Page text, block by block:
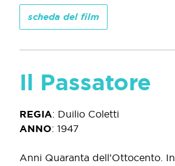
scheda del film
Il Passatore
REGIA: Duilio Coletti
ANNO: 1947
Anni Quaranta dell'Ottocento.